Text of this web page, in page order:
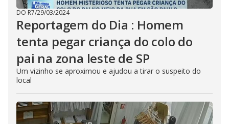
DO R7/29/03/2024
Reportagem do Dia : Homem
tenta pegar criança do colo do
pai na zona leste de SP
Um vizinho se aproximou e ajudou a tirar o suspeito do
local